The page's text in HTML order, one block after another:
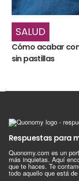
SALUD
Cómo acabar
sin pastillas
Respuestas para
Quonomy.com es un
más inquietas. Aquí
que te haces. Te
todo aquello que está